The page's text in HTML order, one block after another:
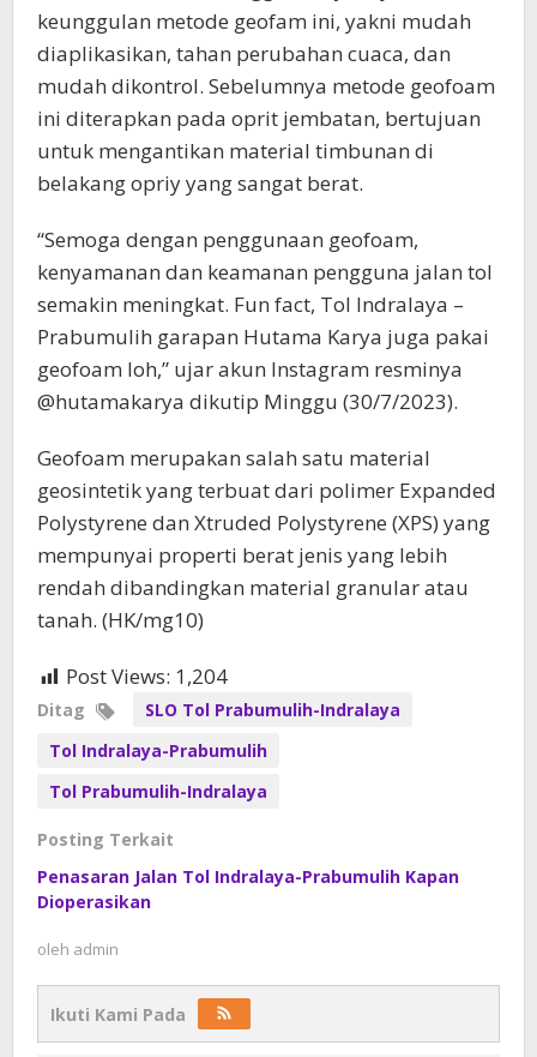
keunggulan metode geofam ini, yakni mudah
diaplikasikan, tahan perubahan cuaca, dan
mudah dikontrol. Sebelumnya metode geofoam
ini diterapkan pada oprit jembatan, bertujuan
untuk mengantikan material timbunan di
belakang opriy yang sangat berat.
“Semoga dengan penggunaan geofoam,
kenyamanan dan keamanan pengguna jalan tol
semakin meningkat. Fun fact, Tol Indralaya –
Prabumulih garapan Hutama Karya juga pakai
geofoam loh,” ujar akun Instagram resminya
@hutamakarya dikutip Minggu (30/7/2023).
Geofoam merupakan salah satu material
geosintetik yang terbuat dari polimer Expanded
Polystyrene dan Xtruded Polystyrene (XPS) yang
mempunyai properti berat jenis yang lebih
rendah dibandingkan material granular atau
tanah. (HK/mg10)
Post Views: 1,204
Ditag
SLO Tol Prabumulih-Indralaya
Tol Indralaya-Prabumulih
Tol Prabumulih-Indralaya
Posting Terkait
Penasaran Jalan Tol Indralaya-Prabumulih Kapan
Dioperasikan
oleh admin
Ikuti Kami Pada